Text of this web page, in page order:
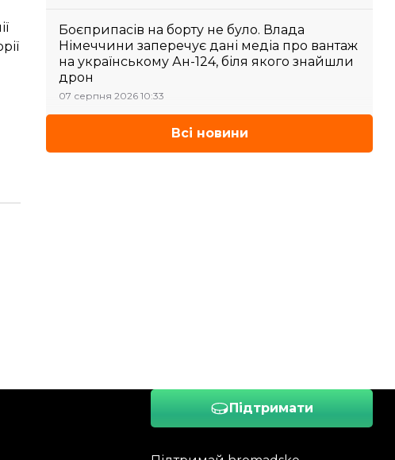
Боєприпасів на борту не було. Влада
Німеччини заперечує дані медіа про вантаж
на українському Ан-124, біля якого знайшли
дрон
07 серпня 2026 10:33
Всі новини
Підтримати